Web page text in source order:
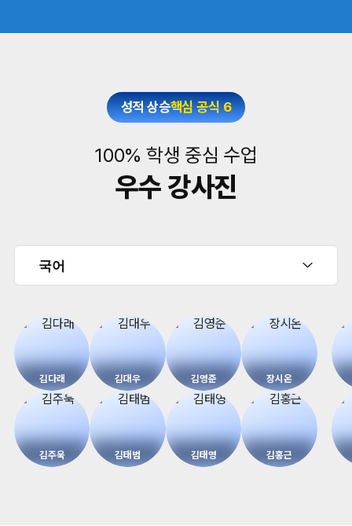
성적 상승핵심 공식 6
100% 학생 중심 수업
우수 강사진
김다래 김대우 김영준 장시온
김주욱 김태범 김태영 김홍근